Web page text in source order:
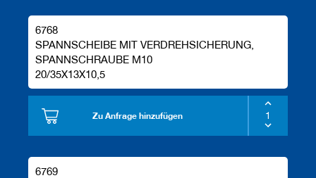
6768
SPANNSCHEIBE MIT VERDREHSICHERUNG,
SPANNSCHRAUBE M10
20/35X13X10,5
Zu Anfrage hinzufügen
6769